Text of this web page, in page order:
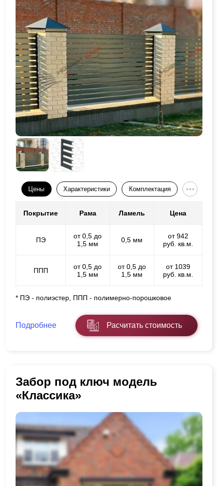
Цены Характеристики Комплектация
Покрытие Рама Ламель Цена
ПЭ
от 0,5 до
1,5 мм
0,5 мм
от 942
руб. кв.м.
ППП
от 0,5 до
1,5 мм
от 0,5 до
1,5 мм
от 1039
руб. кв.м.
* ПЭ - полиэстер, ППП - полимерно-порошковое
Подробнее Расчитать стоимость
Забор под ключ модель
«Классика»